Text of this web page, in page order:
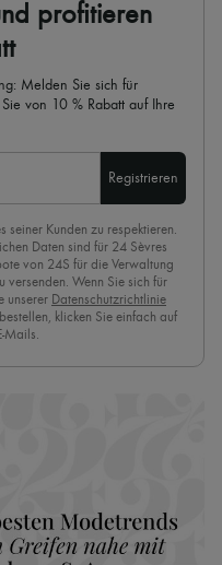
profitieren
Melden Sie sich für
von 10 % Rabatt auf Ihre
Registrieren
seiner Kunden zu respektieren.
Daten sind für 24 Sèvres
von 24S für die Verwaltung
versenden. Wenn Sie sich für
unserer Datenschutzrichtlinie
klicken Sie einfach auf
Mails.